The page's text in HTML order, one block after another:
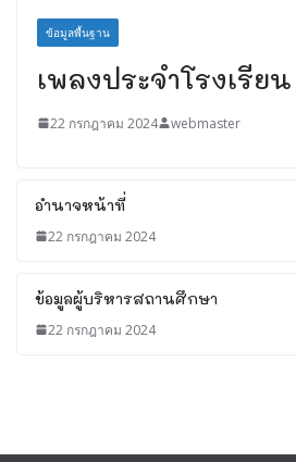
ข้อมูลพื้นฐาน
เพลงประจำโรงเรียน
22 กรกฎาคม 2024 webmaster
อำนาจหน้าที่
22 กรกฎาคม 2024
ข้อมูลผู้บริหารสถานศึกษา
22 กรกฎาคม 2024